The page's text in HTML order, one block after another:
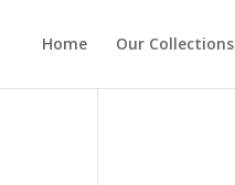
Home Our Collections